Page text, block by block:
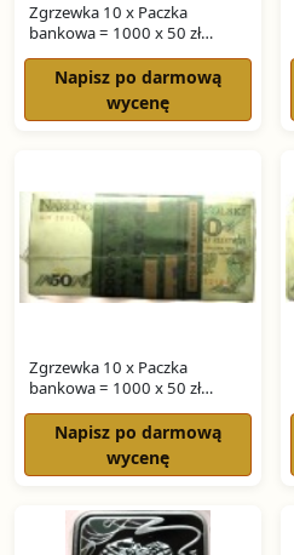
Zgrzewka 10 x Paczka
bankowa = 1000 x 50 zł
ŚWIERCZEWSKI seria HP
Napisz po darmową
wycenę
Zgrzewka 10 x Paczka
bankowa = 1000 x 50 zł
ŚWIERCZEWSKI seria GH
Napisz po darmową
wycenę